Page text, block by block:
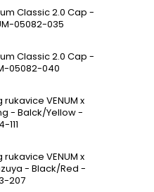
Classic 2.0 Cap -
05082-035
Classic 2.0 Cap -
05082-040
rukavice VENUM x
- Balck/Yellow -
111
rukavice VENUM x
- Black/Red -
207